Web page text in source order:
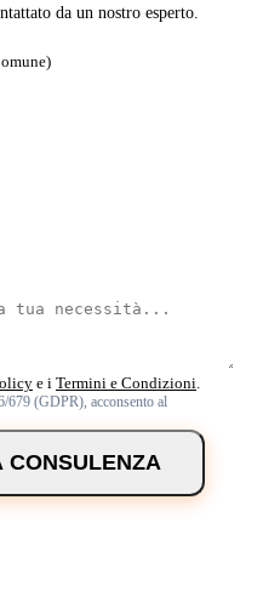
da un nostro esperto.
e i Termini e Condizioni
679 (GDPR), acconsento al
CONSULENZA